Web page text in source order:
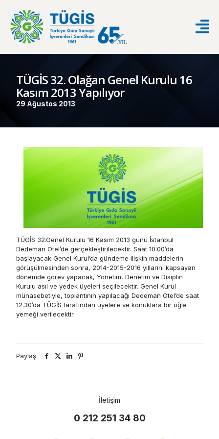
TÜGİS 32. Olağan Genel Kurulu 16
Kasım 2013 Yapılıyor
29 Ağustos 2013
TÜGİS 32.Genel Kurulu 16 Kasım 2013 günü İstanbul
Dedeman Otel’de gerçekleştirilecektir. Saat 10:00’da
başlayacak Genel Kurul’da gündeme ilişkin maddelerin
görüşülmesinden sonra, 2014-2015-2016 yıllarını kapsayan
dönemde görev yapacak, Yönetim, Denetim ve Disiplin
Kurulu asıl ve yedek üyeleri seçilecektir. Genel Kurul
münasebetiyle, toplantının yapılacağı Dedeman Otel’de saat
12.30’da TÜGİS tarafından üyelere ve konuklara bir öğle
yemeği verilecektir.
Paylaş
İletişim
0 212 251 34 80